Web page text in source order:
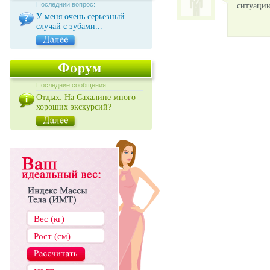
Последний вопрос:
У меня очень серьезный
случай с зубами...
Последние сообщения:
Отдых: На Сахалине много
хороших экскурсий?